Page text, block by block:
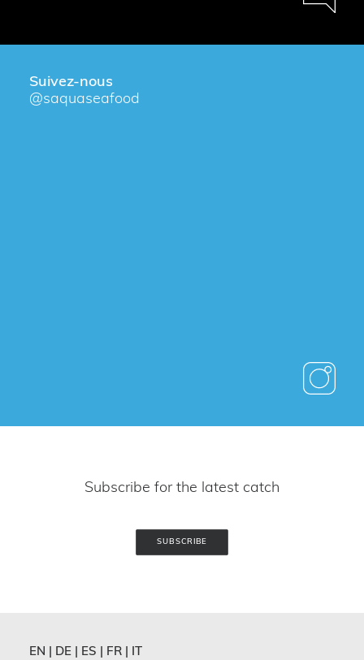
Suivez-nous
@saquaseafood
Subscribe for the latest catch
SUBSCRIBE
EN DE ES FR IT